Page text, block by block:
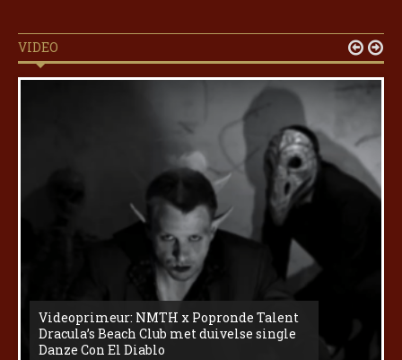
VIDEO
Videoprimeur: NMTH x Popronde Talent
Dracula’s Beach Club met duivelse single
Danze Con El Diablo
 